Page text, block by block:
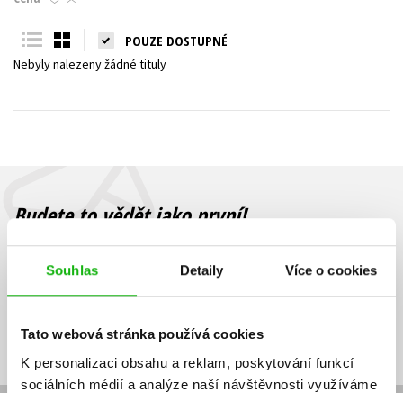
Souhlas Detaily Více o cookies
Tato webová stránka používá cookies
K personalizaci obsahu a reklam, poskytování funkcí
sociálních médií a analýze naší návštěvnosti využíváme
Young adult (SK)
Všechny tituly
POUZE DOSTUPNÉ
Nebyly nalezeny žádné tituly
Budete to vědět jako první!
Zajímá Vás, jaký knižní hit právě vychází, na jaké zboží je výhodná
sleva, jaká běží soutěž o ceny? Přihlášením k odběru našich e-
souhlasíte se zpracováním osobních údajů
mailová
adresa
mailová
adresa
Vaše e-mailová adresa Přihlásit se